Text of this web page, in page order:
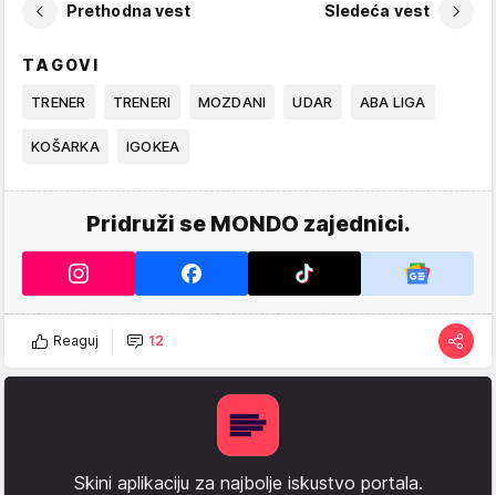
Prethodna vest Sledeća vest
TAGOVI
TRENER TRENERI MOZDANI UDAR ABA LIGA
KOŠARKA IGOKEA
Pridruži se MONDO zajednici.
Reaguj 12
Skini aplikaciju za najbolje iskustvo portala.